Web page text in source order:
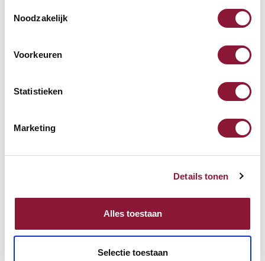
Noodzakelijk
Voorkeuren
Statistieken
Marketing
Details tonen
Alles toestaan
Selectie toestaan
Beschikbaar
Levertijd: 3-6 weken
Opzoek naar een offerte op maat? Maak je werkplek compleet
Toevoegen aan vergelijker
Laagste Prijsgarantie